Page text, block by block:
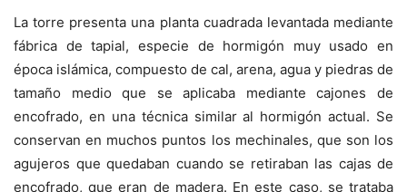
La torre presenta una planta cuadrada levantada mediante
fábrica de tapial, especie de hormigón muy usado en
época islámica, compuesto de cal, arena, agua y piedras de
tamaño medio que se aplicaba mediante cajones de
encofrado, en una técnica similar al hormigón actual. Se
conservan en muchos puntos los mechinales, que son los
agujeros que quedaban cuando se retiraban las cajas de
encofrado, que eran de madera. En este caso, se trataba